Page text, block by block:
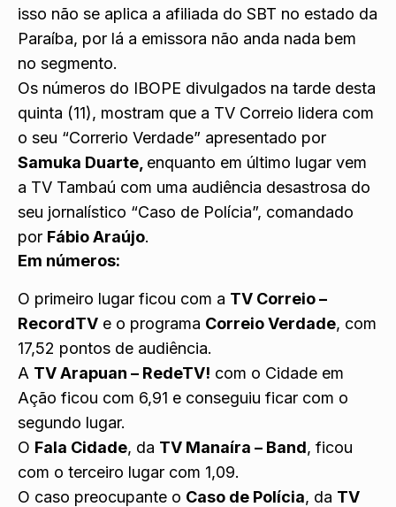
isso não se aplica a afiliada do SBT no estado da
Paraíba, por lá a emissora não anda nada bem
no segmento.
Os números do IBOPE divulgados na tarde desta
quinta (11), mostram que a TV Correio lidera com
o seu “Correrio Verdade” apresentado por
Samuka Duarte, enquanto em último lugar vem
a TV Tambaú com uma audiência desastrosa do
seu jornalístico “Caso de Polícia”, comandado
por Fábio Araújo.
Em números:
O primeiro lugar ficou com a TV Correio –
RecordTV e o programa Correio Verdade, com
17,52 pontos de audiência.
A TV Arapuan – RedeTV! com o Cidade em
Ação ficou com 6,91 e conseguiu ficar com o
segundo lugar.
O Fala Cidade, da TV Manaíra – Band, ficou
com o terceiro lugar com 1,09.
O caso preocupante o Caso de Polícia, da TV